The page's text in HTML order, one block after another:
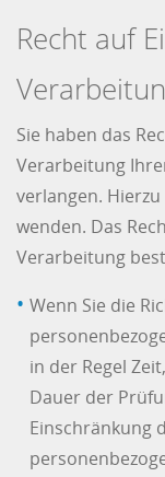
Recht auf
Sie haben das
Verarbeitung
verlangen.
wenden. Das
Verarbeitung
Wenn Sie die
in der Regel
Dauer der
Einschränkung